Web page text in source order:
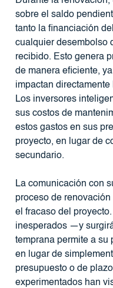
sobre el saldo
tanto la financiación
cualquier desembolso
recibido. Esto genera
de manera eficiente,
impactan
Los inversores
sus costos de
estos gastos en sus
proyecto, en lugar de
secundario.
La comunicación con
proceso de
el fracaso del
inesperados —y
temprana permite a su
en lugar de
presupuesto o de
experimentados han